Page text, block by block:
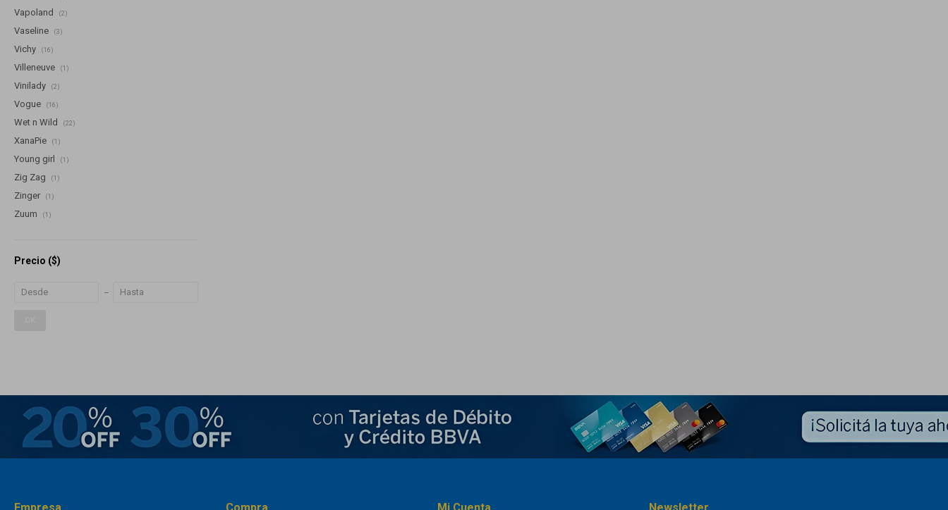
Vapoland (2)
Vaseline (3)
Vichy (16)
Villeneuve (1)
Vinilady (2)
Vogue (16)
Wet n Wild (22)
XanaPie (1)
Young girl (1)
Zig Zag (1)
Zinger (1)
Zuum (1)
Precio ($)